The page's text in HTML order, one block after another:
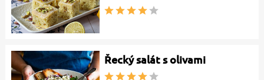
Řecký salát s olivami